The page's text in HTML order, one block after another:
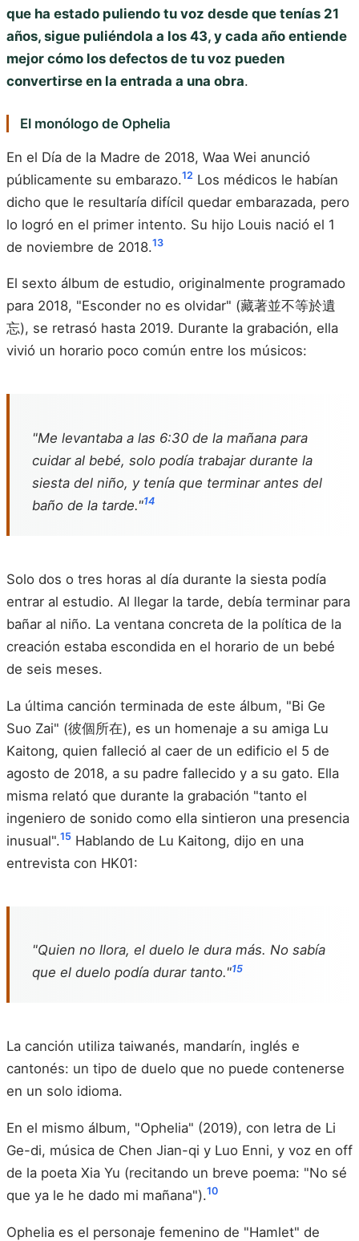
que ha estado puliendo tu voz desde que tenías 21
años, sigue puliéndola a los 43, y cada año entiende
mejor cómo los defectos de tu voz pueden
convertirse en la entrada a una obra.
El monólogo de Ophelia
En el Día de la Madre de 2018, Waa Wei anunció
públicamente su embarazo.12 Los médicos le habían
dicho que le resultaría difícil quedar embarazada, pero
lo logró en el primer intento. Su hijo Louis nació el 1
de noviembre de 2018.13
El sexto álbum de estudio, originalmente programado
para 2018, "Esconder no es olvidar" (藏著並不等於遺
忘), se retrasó hasta 2019. Durante la grabación, ella
vivió un horario poco común entre los músicos:
"Me levantaba a las 6:30 de la mañana para
cuidar al bebé, solo podía trabajar durante la
siesta del niño, y tenía que terminar antes del
baño de la tarde."14
Solo dos o tres horas al día durante la siesta podía
entrar al estudio. Al llegar la tarde, debía terminar para
bañar al niño. La ventana concreta de la política de la
creación estaba escondida en el horario de un bebé
de seis meses.
La última canción terminada de este álbum, "Bi Ge
Suo Zai" (彼個所在), es un homenaje a su amiga Lu
Kaitong, quien falleció al caer de un edificio el 5 de
agosto de 2018, a su padre fallecido y a su gato. Ella
misma relató que durante la grabación "tanto el
ingeniero de sonido como ella sintieron una presencia
inusual".15 Hablando de Lu Kaitong, dijo en una
entrevista con HK01:
"Quien no llora, el duelo le dura más. No sabía
que el duelo podía durar tanto."15
La canción utiliza taiwanés, mandarín, inglés e
cantonés: un tipo de duelo que no puede contenerse
en un solo idioma.
En el mismo álbum, "Ophelia" (2019), con letra de Li
Ge-di, música de Chen Jian-qi y Luo Enni, y voz en off
de la poeta Xia Yu (recitando un breve poema: "No sé
que ya le he dado mi mañana").10
Ophelia es el personaje femenino de "Hamlet" de